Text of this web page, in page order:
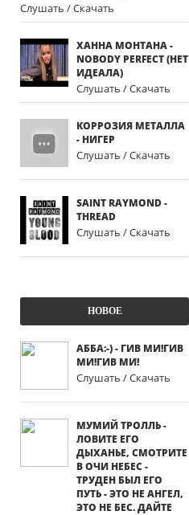
Слушать / Скачать
ХАННА МОНТАНА -
NOBODY PERFECT (НЕТ
ИДЕАЛА)
Слушать / Скачать
КОРРОЗИЯ МЕТАЛЛА
- НИГЕР
Слушать / Скачать
SAINT RAYMOND -
THREAD
Слушать / Скачать
НОВОЕ
АББА:-) - ГИВ МИ!ГИВ
МИ!ГИВ МИ!
Слушать / Скачать
МУМИЙ ТРОЛЛЬ -
ЛОВИТЕ ЕГО
ДЫХАНЬЕ, СМОТРИТЕ
В ОЧИ НЕБЕС -
ТРУДЕН БЫЛ ЕГО
ПУТЬ - ЭТО НЕ АНГЕЛ,
ЭТО НЕ БЕС. ДАЙТЕ